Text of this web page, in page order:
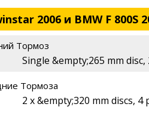
2006 и BMW F 800S
Тормоз
Single &empty;265 mm
Тормоза
2 x &empty;320 mm discs,